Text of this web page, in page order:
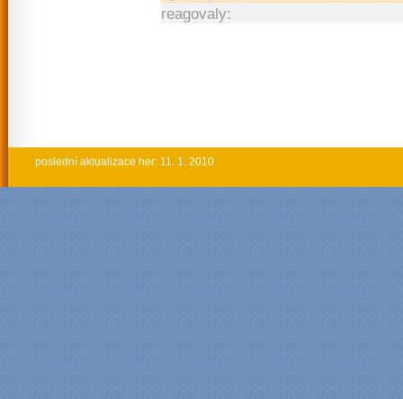
reagovaly:
poslední aktualizace her: 11. 1. 2010